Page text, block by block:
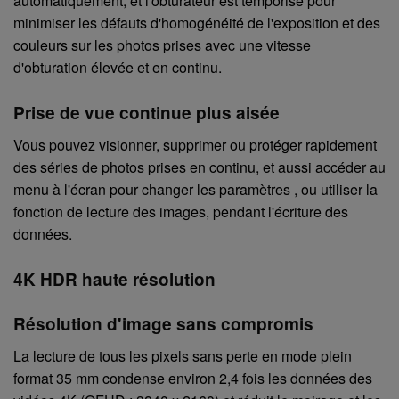
minimiser les défauts d'homogénéité de l'exposition et des
couleurs sur les photos prises avec une vitesse
d'obturation élevée et en continu.
Prise de vue continue plus aisée
Vous pouvez visionner, supprimer ou protéger rapidement
des séries de photos prises en continu, et aussi accéder au
menu à l'écran pour changer les paramètres , ou utiliser la
fonction de lecture des images, pendant l'écriture des
données.
4K HDR haute résolution
Résolution d'image sans compromis
La lecture de tous les pixels sans perte en mode plein
format 35 mm condense environ 2,4 fois les données des